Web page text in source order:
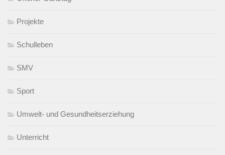
Projekte
Schulleben
SMV
Sport
Umwelt- und Gesundheitserziehung
Unterricht